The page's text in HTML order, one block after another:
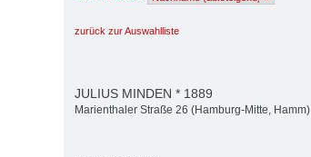
zurück zur Auswahlliste
JULIUS MINDEN * 1889
Marienthaler Straße 26 (Hamburg-Mitte, Hamm)